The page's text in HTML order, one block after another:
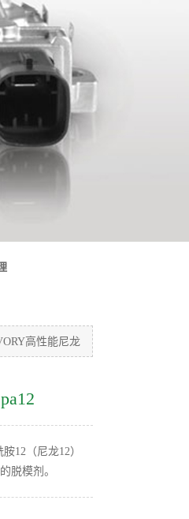
高性能尼龙
12（尼龙12）
脱模剂。